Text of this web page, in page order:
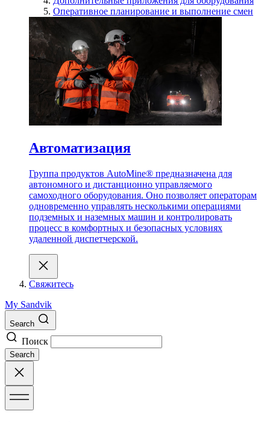
Оперативное планирование и выполнение смен
Автоматизация
Группа продуктов AutoMine® предназначена для
автономного и дистанционно управляемого
самоходного оборудования. Оно позволяет операторам
одновременно управлять несколькими операциями
подземных и наземных машин и контролировать
процесс в комфортных и безопасных условиях
удаленной диспетчерской.
Свяжитесь
My Sandvik
Search
Поиск
Search